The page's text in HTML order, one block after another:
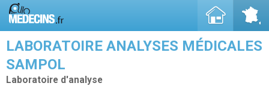
LABORATOIRE ANALYSES MÉDICALES
SAMPOL
Laboratoire d'analyse